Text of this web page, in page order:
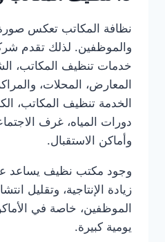
نظافة المكاتب تعكس صورة
والموظفين. لذلك تقدم
خدمات تنظيف المكاتب،
المعارض، المحلات،
الخدمة تنظيف المكاتب،
دورات المياه، غرف
وأماكن الاستقبال.
وجود مكتب نظيف يساعد
زيادة الإنتاجية، وتقليل
الموظفين، خاصة في
يومية كبيرة.